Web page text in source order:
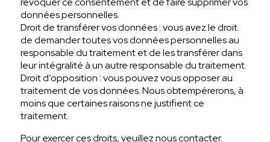
données personnelles.
Droit de transférer vos données : vous avez le droit
de demander toutes vos données personnelles au
responsable du traitement et de les transférer dans
leur intégralité à un autre responsable du traitement.
Droit d’opposition : vous pouvez vous opposer au
traitement de vos données. Nous obtempérerons, à
moins que certaines raisons ne justifient ce
traitement.
Pour exercer ces droits, veuillez nous contacter.